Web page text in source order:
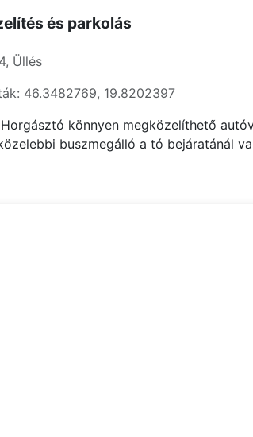
és parkolás
Üllés
46.3482769, 19.8202397
könnyen megközelíthető
buszmegálló a tó bejáratánál